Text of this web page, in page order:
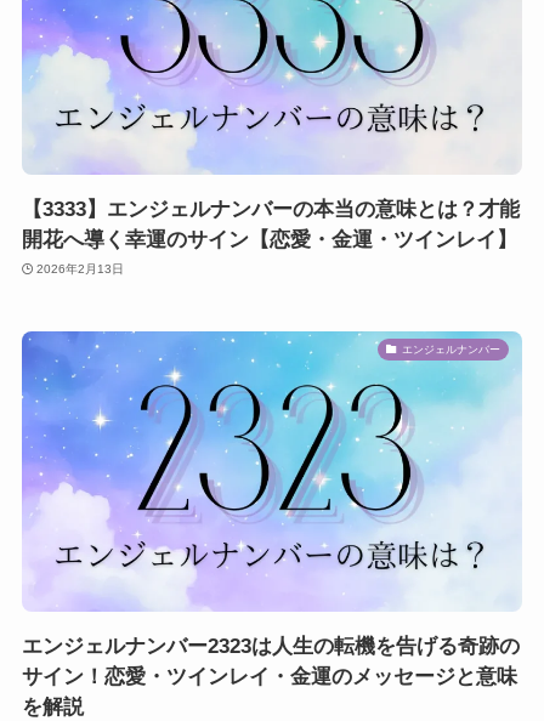
【3333】エンジェルナンバーの本当の意味とは？才能
開花へ導く幸運のサイン【恋愛・金運・ツインレイ】
2026年2月13日
エンジェルナンバー
エンジェルナンバー2323は人生の転機を告げる奇跡の
サイン！恋愛・ツインレイ・金運のメッセージと意味
を解説